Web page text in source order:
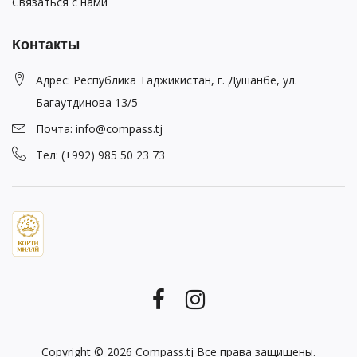
Контакты
Адрес: Республика Таджикистан, г. Душанбе, ул.
Багаутдинова 13/5
Почта: info@compass.tj
Тел: (+992) 985 50 23 73
Copyright © 2026 Compass.tj Все права защищены.